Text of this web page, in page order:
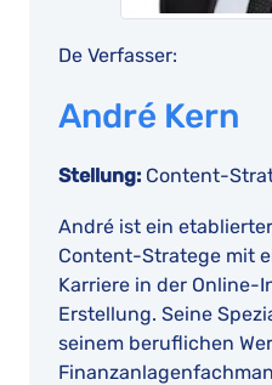
De Verfasser:
André Kern
Stellung: Content-
André ist ein
Content-Stratege mit
Karriere in der Online-
Erstellung. Seine
seinem beruflichen